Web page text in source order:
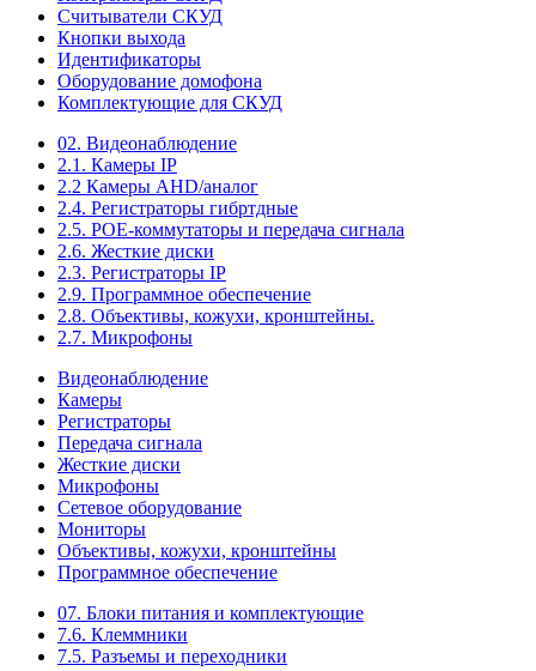
Считыватели СКУД
Кнопки выхода
Идентификаторы
Оборудование домофона
Комплектующие для СКУД
02. Видеонаблюдение
2.1. Камеры IP
2.2 Камеры AHD/аналог
2.4. Регистраторы гибртдные
2.5. РОЕ-коммутаторы и передача сигнала
2.6. Жесткие диски
2.3. Регистраторы IP
2.9. Программное обеспечение
2.8. Объективы, кожухи, кронштейны.
2.7. Микрофоны
Видеонаблюдение
Камеры
Регистраторы
Передача сигнала
Жесткие диски
Микрофоны
Сетевое оборудование
Мониторы
Объективы, кожухи, кронштейны
Программное обеспечение
07. Блоки питания и комплектующие
7.6. Клеммники
7.5. Разъемы и переходники